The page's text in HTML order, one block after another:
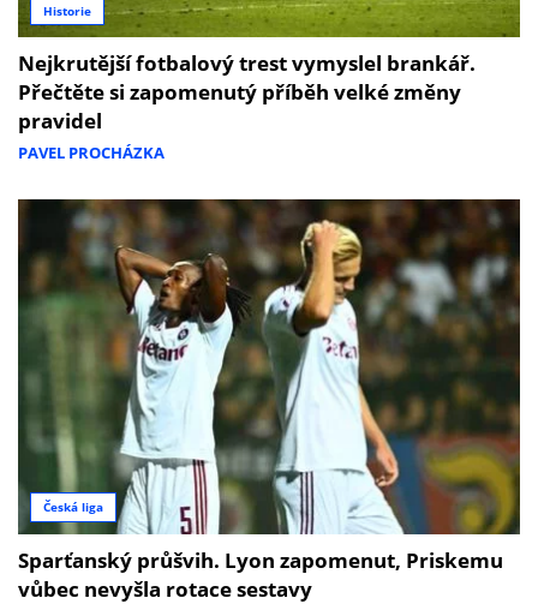
Historie
Nejkrutější fotbalový trest vymyslel brankář.
Přečtěte si zapomenutý příběh velké změny
pravidel
PAVEL PROCHÁZKA
Česká liga
Sparťanský průšvih. Lyon zapomenut, Priskemu
vůbec nevyšla rotace sestavy